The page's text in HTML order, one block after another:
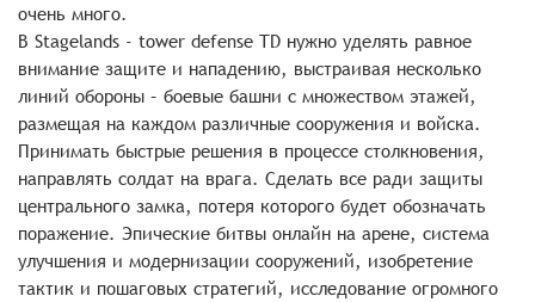
очень много.
В Stagelands - tower defense TD нужно уделять равное
внимание защите и нападению, выстраивая несколько
линий обороны – боевые башни с множеством этажей,
размещая на каждом различные сооружения и войска.
Принимать быстрые решения в процессе столкновения,
направлять солдат на врага. Сделать все ради защиты
центрального замка, потеря которого будет обозначать
поражение. Эпические битвы онлайн на арене, система
улучшения и модернизации сооружений, изобретение
тактик и пошаговых стратегий, исследование огромного